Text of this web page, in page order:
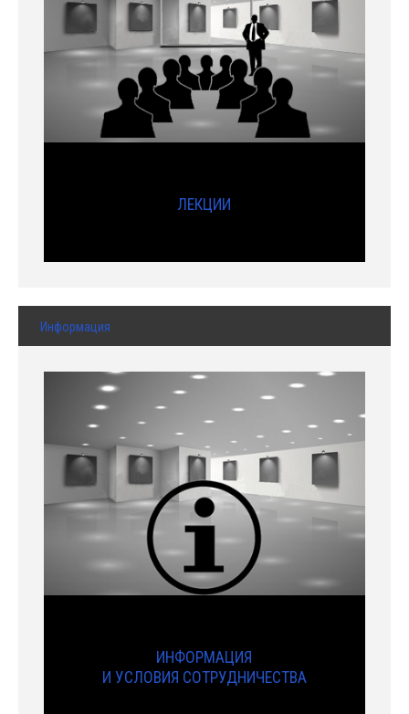
ЛЕКЦИИ
Информация
ИНФОРМАЦИЯ
И УСЛОВИЯ СОТРУДНИЧЕСТВА